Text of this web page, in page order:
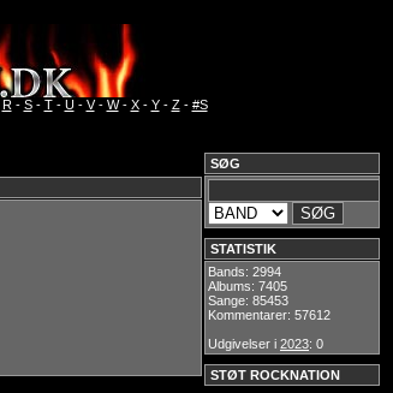
R- S- T- U- V- W- X- Y- Z- #S
SØG
STATISTIK
Bands: 2994
Albums: 7405
Sange: 85453
Kommentarer: 57612
Udgivelser i 2023: 0
STØT ROCKNATION